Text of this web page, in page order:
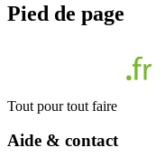
Pied de page
Tout pour tout faire
Aide & contact